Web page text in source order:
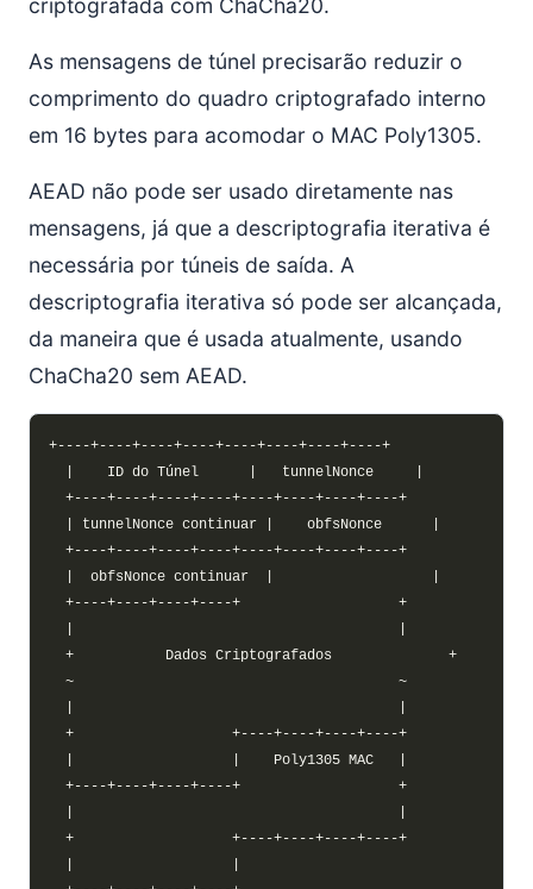
criptografada com ChaCha20.
As mensagens de túnel precisarão reduzir o
comprimento do quadro criptografado interno
em 16 bytes para acomodar o MAC Poly1305.
AEAD não pode ser usado diretamente nas
mensagens, já que a descriptografia iterativa é
necessária por túneis de saída. A
descriptografia iterativa só pode ser alcançada,
da maneira que é usada atualmente, usando
ChaCha20 sem AEAD.